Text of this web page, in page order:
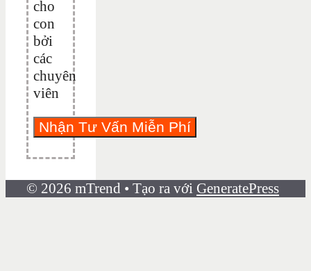
cho
con
bởi
các
chuyên
viên
© 2026 mTrend • Tạo ra với GeneratePress